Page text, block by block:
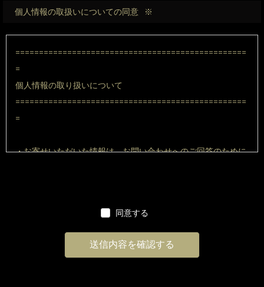
個人情報の取扱いについての同意 ※
=================================================
=
個人情報の取り扱いについて
=================================================
=
・お寄せいただいた情報は、お問い合わせへのご回答のために
・お寄せいただいた情報に基づき、たかまる"より電話、e-mai
l等でご連絡差し上げる場合がございますのであらかじめご承知
願います。情報を正しくご記入いただけなかった場合は、対応
同意する